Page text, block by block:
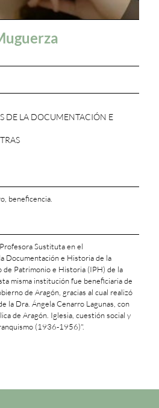
DE LA DOCUMENTACIÓN E
beneficencia.
Sustituta en el
Documentación e Historia de la
Patrimonio e Historia (IPH) de la
misma institución fue beneficiaria de
de Aragón, gracias al cual realizó
la Dra. Ángela Cenarro Lagunas, con
de Aragón. Iglesia, cuestión social y
(1936-1956)".